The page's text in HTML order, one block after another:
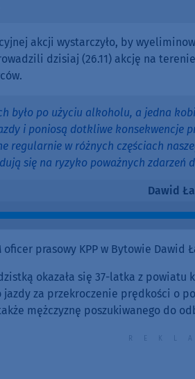
akcji wystarczyło, by
dzisiaj (26.11) akcję na
było po użyciu alkoholu, a jedna
i poniosą dotkliwe konsekwencje
regularnie w różnych częściach
się na ryzyko poważnych zdarzeń
Dawid
oficer prasowy KPP w Bytowie Dawid
okazała się 37-latka z powiatu
jazdy za przekroczenie prędkości o
mężczyznę poszukiwanego do